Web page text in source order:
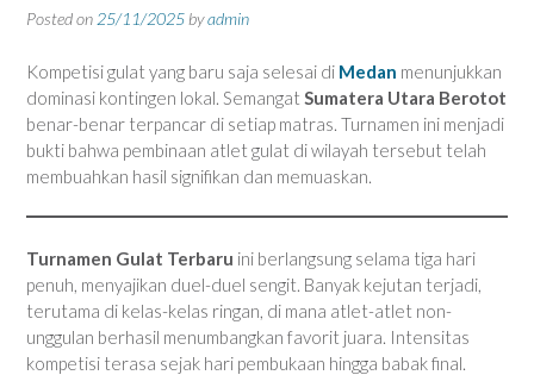
Posted on 25/11/2025 byadmin
Kompetisi gulat yang baru saja selesai di Medan menunjukkan
dominasi kontingen lokal. Semangat Sumatera Utara Berotot
benar-benar terpancar di setiap matras. Turnamen ini menjadi
bukti bahwa pembinaan atlet gulat di wilayah tersebut telah
membuahkan hasil signifikan dan memuaskan.
Turnamen Gulat Terbaru ini berlangsung selama tiga hari
penuh, menyajikan duel-duel sengit. Banyak kejutan terjadi,
terutama di kelas-kelas ringan, di mana atlet-atlet non-
unggulan berhasil menumbangkan favorit juara. Intensitas
kompetisi terasa sejak hari pembukaan hingga babak final.